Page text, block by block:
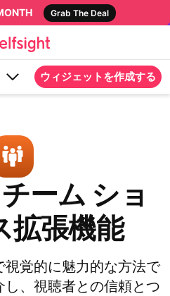
Grab The Deal
ウィジェットを作成する
ーム ショ
拡張機能
覚的に魅力的な方法で
、視聴者との信頼とつ